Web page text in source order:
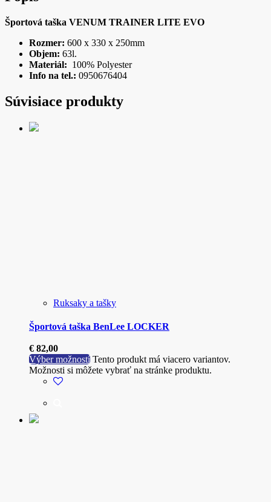
Športová taška VENUM TRAINER LITE EVO
Rozmer: 600 x 330 x 250mm
Objem: 63l.
Materiál: 100% Polyester
Info na tel.: 0950676404
Súvisiace produkty
Ruksaky a tašky
Športová taška BenLee LOCKER
€ 82,00
Výber možností Tento produkt má viacero variantov.
Možnosti si môžete vybrať na stránke produktu.